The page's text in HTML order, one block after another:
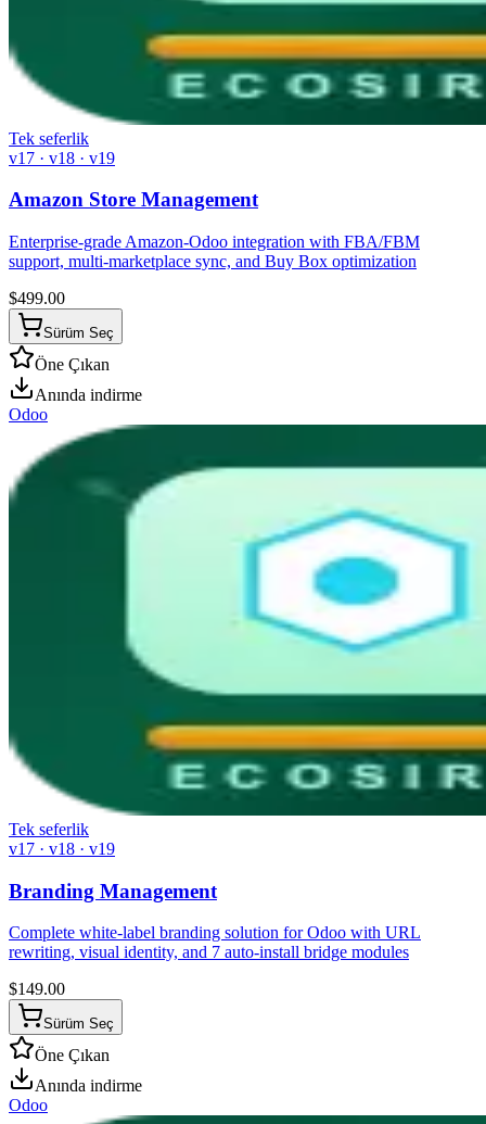
Tek seferlik
v17 · v18 · v19
Amazon Store Management
Enterprise-grade Amazon-Odoo integration with FBA/FBM
support, multi-marketplace sync, and Buy Box optimization
$499.00
Sürüm Seç
Öne Çıkan
Anında indirme
Odoo
Tek seferlik
v17 · v18 · v19
Branding Management
Complete white-label branding solution for Odoo with URL
rewriting, visual identity, and 7 auto-install bridge modules
$149.00
Sürüm Seç
Öne Çıkan
Anında indirme
Odoo